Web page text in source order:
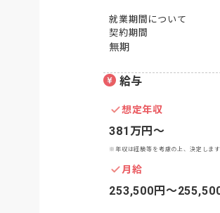
就業期間について
契約期間
無期
給与
想定年収
381万円〜
※年収は経験等を考慮の上、決定しま
月給
253,500円〜